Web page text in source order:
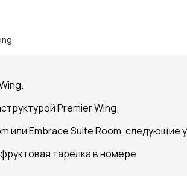
Premier Wing.
или Embrace Suite Room,
тарелка в номере